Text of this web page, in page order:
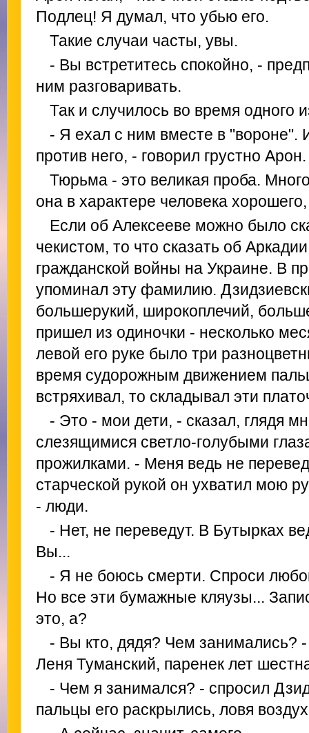
Подлец! Я думал, что убью его.
Такие случаи часты, увы.
- Вы встретитесь спокойно, -
ним разговаривать.
Так и случилось во время одного
- Я ехал с ним вместе в "вороне".
против него, - говорил грустно Арон.
Тюрьма - это великая проба.
она в характере человека
Если об Алексееве можно было
чекистом, то что сказать об
гражданской войны на Украине. В
упоминал эту фамилию.
большерукий, широкоплечий,
пришел из одиночки - несколько
левой его руке было три
время судорожным движением
встряхивал, то складывал эти
- Это - мои дети, - сказал, глядя
слезящимися светло-голубыми
прожилками. - Меня ведь не
старческой рукой он ухватил мою
- люди.
- Нет, не переведут. В Бутырках
Вы...
- Я не боюсь смерти. Спроси
Но все эти бумажные кляузы...
это, а?
- Вы кто, дядя? Чем занимались?
Леня Туманский, паренек лет
- Чем я занимался? - спросил
пальцы его раскрылись, ловя